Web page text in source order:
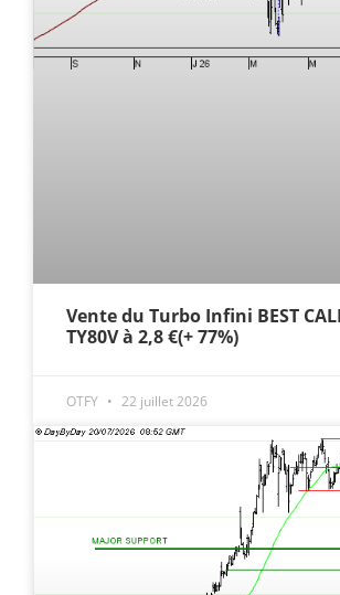
Vente du Turbo Infini BEST
TY80V à 2,8 €(+ 77%)
OTFY 22 juillet 2026